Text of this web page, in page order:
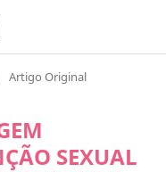
Artigo Original
SEXUAL